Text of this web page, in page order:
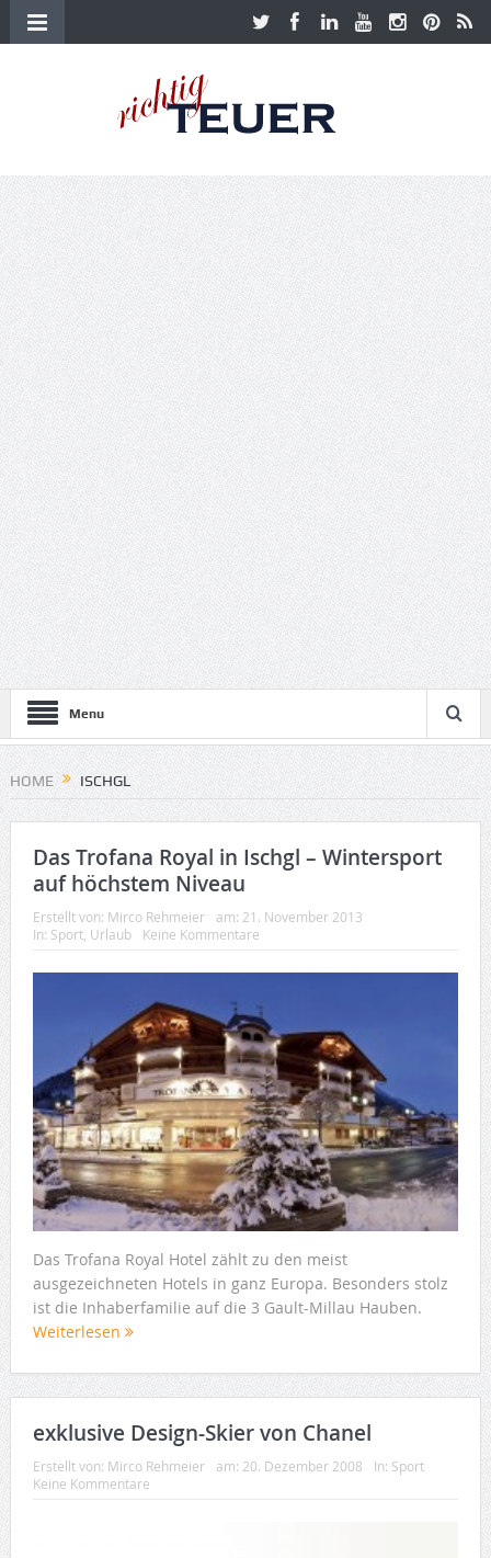
Menu
HOME ISCHGL
Das Trofana Royal in Ischgl – Wintersport
auf höchstem Niveau
Erstellt von: Mirco Rehmeier am: 21. November 2013
In: Sport, Urlaub Keine Kommentare
Das Trofana Royal Hotel zählt zu den meist
ausgezeichneten Hotels in ganz Europa. Besonders stolz
ist die Inhaberfamilie auf die 3 Gault-Millau Hauben.
Weiterlesen
exklusive Design-Skier von Chanel
Erstellt von: Mirco Rehmeier am: 20. Dezember 2008 In: Sport
Keine Kommentare